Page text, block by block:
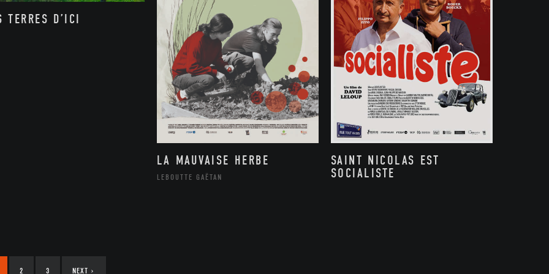
TERRES D’ICI
LA MAUVAISE HERBE
LEBOUTTE GAËTAN
SAINT NICOLAS EST
SOCIALISTE
2 3 NEXT ›